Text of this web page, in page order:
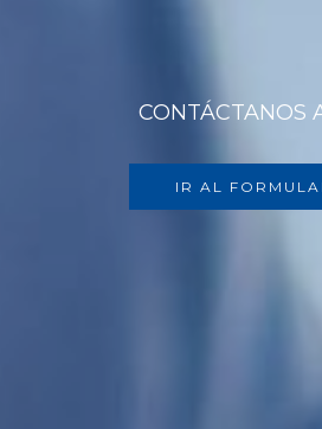
CONTÁCTANOS
IR AL